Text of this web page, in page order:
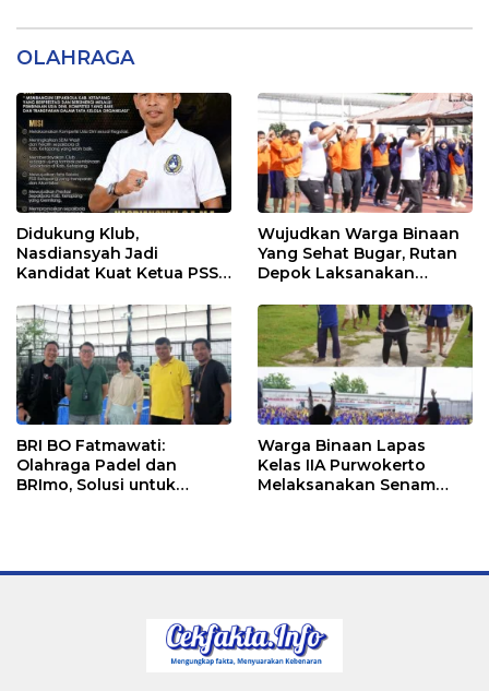
OLAHRAGA
Didukung Klub,
Nasdiansyah Jadi
Kandidat Kuat Ketua PSSI
Wujudkan Warga Binaan
Yang Sehat Bugar, Rutan
Depok Laksanakan
BRI BO Fatmawati:
Olahraga Padel dan
BRImo, Solusi untuk
Warga Binaan Lapas
Kelas IIA Purwokerto
Melaksanakan Senam